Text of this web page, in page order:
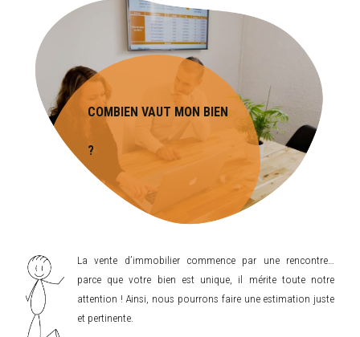
COMBIEN VAUT MON BIEN
?
La vente d’immobilier commence par une rencontre…
parce que votre bien est unique, il mérite toute notre
attention ! Ainsi, nous pourrons faire une estimation juste
et pertinente.